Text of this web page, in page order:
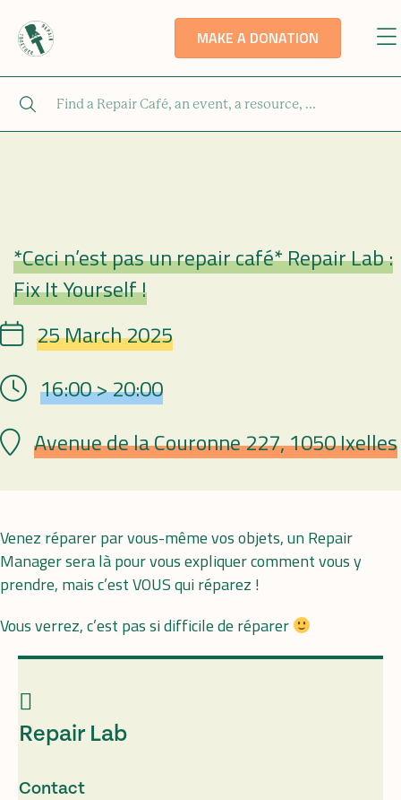
MAKE A DONATION
Repair Café
*Ceci n’est pas un repair café* Repair Lab :
Fix It Yourself !
Date 25 March 2025
Hour 16:00 > 20:00
Lieu Avenue de la Couronne 227, 1050 Ixelles
Venez réparer par vous-même vos objets, un Repair
Manager sera là pour vous expliquer comment vous y
prendre, mais c’est VOUS qui réparez !
Vous verrez, c’est pas si difficile de réparer
Repair Lab
Contact